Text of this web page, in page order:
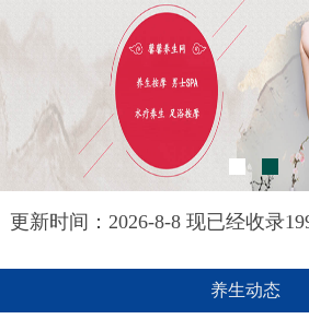
更新时间：2026-8-8 现已经收录
养生动态